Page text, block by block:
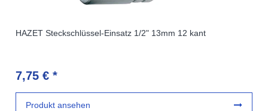
HAZET Steckschlüssel-Einsatz 1/2" 13mm 12 kant
7,75 € *
Produkt ansehen